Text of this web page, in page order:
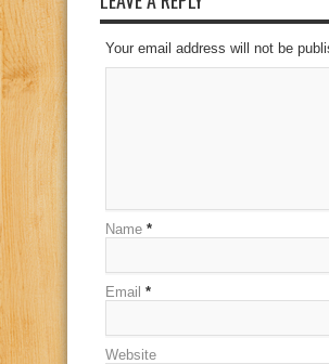
Your email address will not be
Name *
Email *
Website